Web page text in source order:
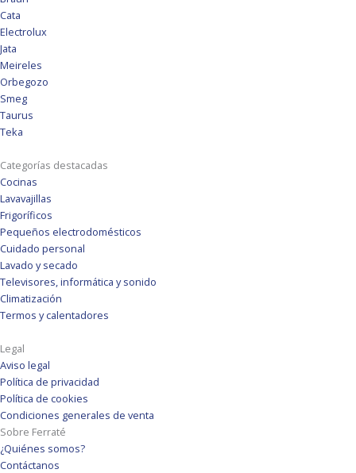
Cata
Electrolux
Jata
Meireles
Orbegozo
Smeg
Taurus
Teka
Categorías destacadas
Cocinas
Lavavajillas
Frigoríficos
Pequeños electrodomésticos
Cuidado personal
Lavado y secado
Televisores, informática y sonido
Climatización
Termos y calentadores
Legal
Aviso legal
Política de privacidad
Política de cookies
Condiciones generales de venta
Sobre Ferraté
¿Quiénes somos?
Contáctanos